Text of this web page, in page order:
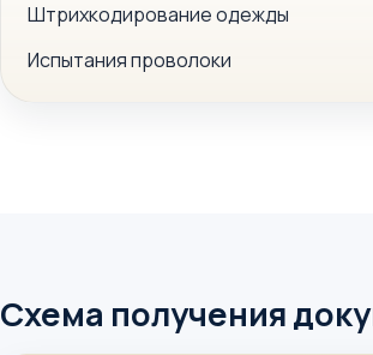
Штрихкодирование одежды
Испытания проволоки
Схема получения